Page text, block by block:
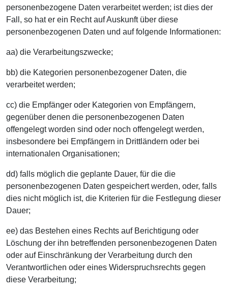
personenbezogene Daten verarbeitet werden; ist dies der
Fall, so hat er ein Recht auf Auskunft über diese
personenbezogenen Daten und auf folgende Informationen:
aa) die Verarbeitungszwecke;
bb) die Kategorien personenbezogener Daten, die
verarbeitet werden;
cc) die Empfänger oder Kategorien von Empfängern,
gegenüber denen die personenbezogenen Daten
offengelegt worden sind oder noch offengelegt werden,
insbesondere bei Empfängern in Drittländern oder bei
internationalen Organisationen;
dd) falls möglich die geplante Dauer, für die die
personenbezogenen Daten gespeichert werden, oder, falls
dies nicht möglich ist, die Kriterien für die Festlegung dieser
Dauer;
ee) das Bestehen eines Rechts auf Berichtigung oder
Löschung der ihn betreffenden personenbezogenen Daten
oder auf Einschränkung der Verarbeitung durch den
Verantwortlichen oder eines Widerspruchsrechts gegen
diese Verarbeitung;